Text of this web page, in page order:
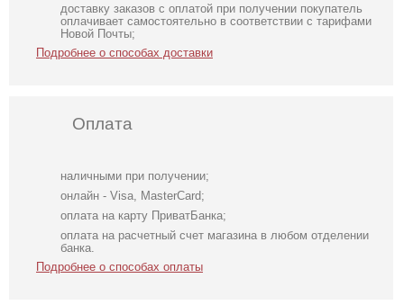
доставку заказов с оплатой при получении покупатель
оплачивает самостоятельно в соответствии с тарифами
Новой Почты;
Подробнее о способах доставки
Оплата
наличными при получении;
онлайн - Visa, MasterCard;
оплата на карту ПриватБанка;
оплата на расчетный счет магазина в любом отделении
банка.
Подробнее о способах оплаты